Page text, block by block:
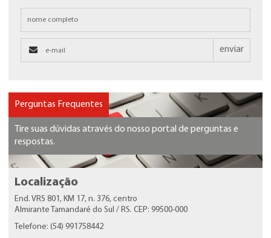
enviar
Perguntas Frequentes
Tire suas dúvidas através do nosso portal de perguntas e
respostas.
Localização
End. VRS 801, KM 17, n. 376, centro
Almirante Tamandaré do Sul / RS. CEP: 99500-000
Telefone: (54) 991758442